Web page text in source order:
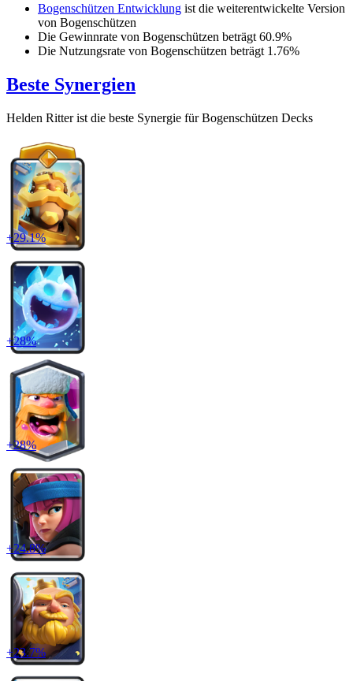
Bogenschützen Entwicklung ist die weiterentwickelte Version
von Bogenschützen
Die Gewinnrate von Bogenschützen beträgt 60.9%
Die Nutzungsrate von Bogenschützen beträgt 1.76%
Beste Synergien
Helden Ritterist die beste Synergie fürBogenschützen Decks
+29.1%
+28%
+28%
+24.8%
+23.7%